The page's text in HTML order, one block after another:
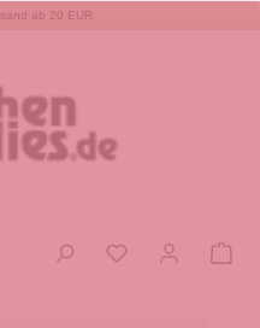
ab 20 EUR